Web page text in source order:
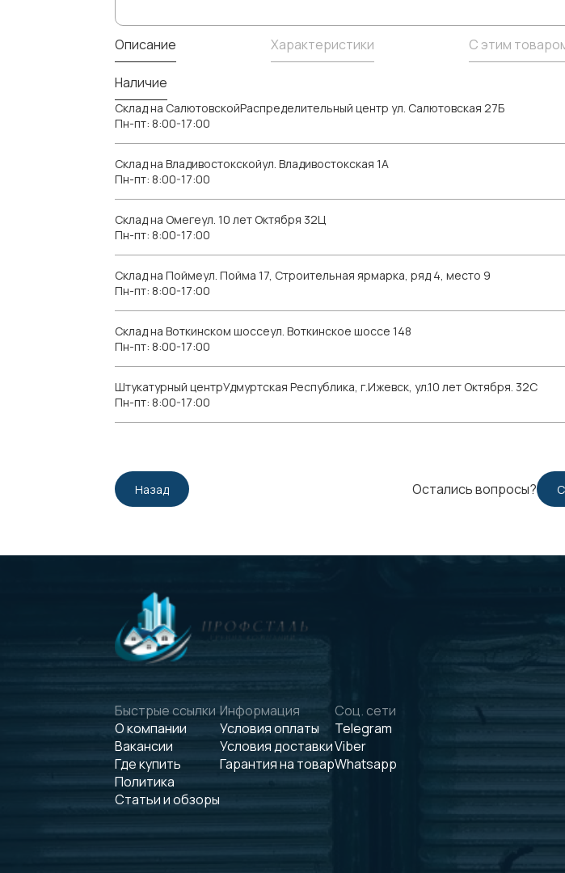
Описание Характеристики С этим
Наличие
Склад на СалютовскойРаспределительный центр ул. Салютовская 27Б
Пн-пт: 8:00-17:00
Склад на Владивостокскойул. Владивостокская 1А
Пн-пт: 8:00-17:00
Склад на Омегеул. 10 лет Октября 32Ц
Пн-пт: 8:00-17:00
Склад на Поймеул. Пойма 17, Строительная ярмарка, ряд 4, место 9
Пн-пт: 8:00-17:00
Склад на Воткинском шоссеул. Воткинское шоссе 148
Пн-пт: 8:00-17:00
Штукатурный центрУдмуртская Республика, г.Ижевск, ул.10 лет Октября. 32С
Пн-пт: 8:00-17:00
Остались вопросы?
Назад
Быстрые ссылки
О компании
Вакансии
Где купить
Политика
Статьи и обзоры
Информация
Условия оплаты
Условия доставки
Гарантия на товар
Соц. сети
Telegram
Viber
Whatsapp